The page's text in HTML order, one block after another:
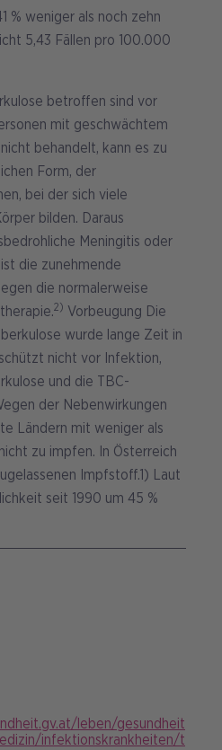
% weniger als noch zehn
5,43 Fällen pro 100.000
betroffen sind vor
mit geschwächtem
behandelt, kann es zu
Form, der
bei der sich viele
bilden. Daraus
Meningitis oder
die zunehmende
die normalerweise
2) Vorbeugung Die
wurde lange Zeit in
nicht vor Infektion,
und die TBC-
der Nebenwirkungen
Ländern mit weniger als
zu impfen. In Österreich
Impfstoff.1) Laut
seit 1990 um 45 %
leben/gesundheit
infektionskrankheiten/t